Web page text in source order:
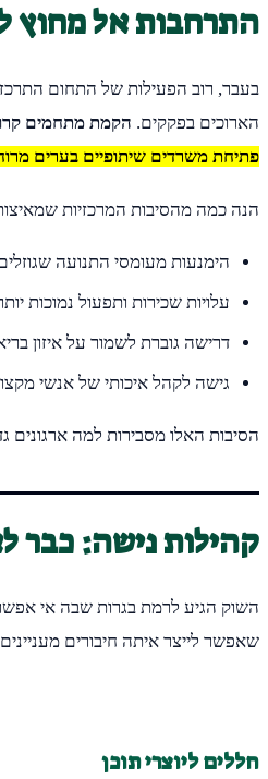
התרחבות אל מחוץ
בעבר, רוב הפעילות של התחום
הארוכים בפקקים. הקמת מתחמים
פתיחת משרדים שיתופיים בערים
הנה כמה מהסיבות המרכזיות
הימנעות מעומסי התנועה שגוזלים
עלויות שכירות ותפעול נמוכות
דרישה גוברת לשמור על איזון
גישה לקהל איכותי של אנשי
הסיבות האלו מסבירות למה ארגונים
קהילות נישה: כבר
שאפשר לייצר איתה חיבורים
חללים ליוצרי תוכן